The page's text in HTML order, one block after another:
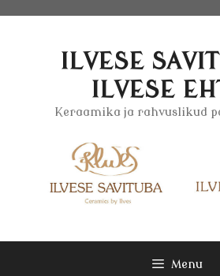
ILVESE
ILVESE
Keraamika ja rahvuslikud
Menu